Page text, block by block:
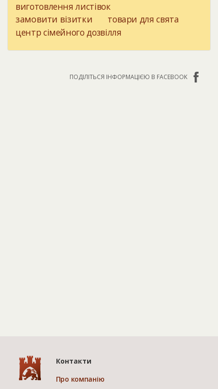
виготовлення листівок
замовити візитки
товари для свята
центр сімейного дозвілля
ПОДІЛІТЬСЯ ІНФОРМАЦІЄЮ В FACEBOOK
Контакти
Про компанію